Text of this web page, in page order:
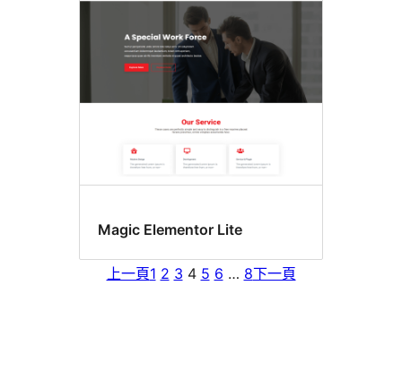
Magic Elementor Lite
上一頁1 2 3 4 5 6 … 8下一頁